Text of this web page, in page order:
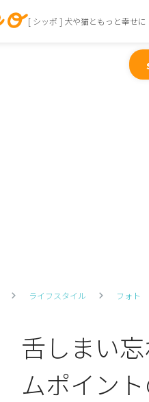
[ シッポ ] 犬や猫ともっと幸せに
ライフスタイル フォト
舌しまい
ムポイント